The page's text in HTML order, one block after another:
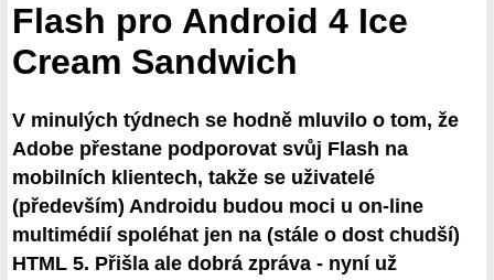
Flash pro Android 4 Ice
Cream Sandwich
V minulých týdnech se hodně mluvilo o tom, že
Adobe přestane podporovat svůj Flash na
mobilních klientech, takže se uživatelé
(především) Androidu budou moci u on-line
multimédií spoléhat jen na (stále o dost chudší)
HTML 5. Přišla ale dobrá zpráva - nyní už